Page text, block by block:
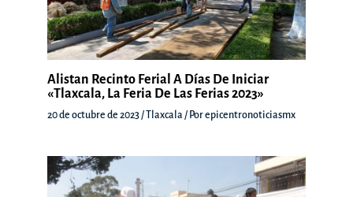
Alistan Recinto Ferial A Días De Iniciar
«Tlaxcala, La Feria De Las Ferias 2023»
20 de octubre de 2023/ Tlaxcala / Porepicentronoticiasmx